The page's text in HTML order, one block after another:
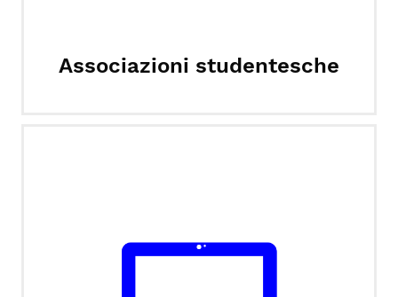
Associazioni studentesche